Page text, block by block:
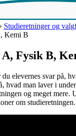
Studieretninger og
Kemi B
Fysik B,
elevernes svar på,
hvad man laver i
og meget mere.
om studieretningen.